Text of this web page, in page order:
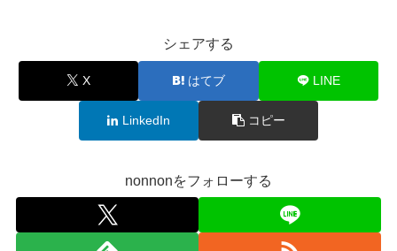
シェアする
X はてブ LINE
LinkedIn コピー
nonnonをフォローする